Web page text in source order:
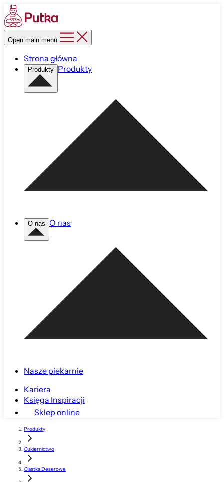
Open main menu
Strona główna
Produkty Produkty
O nas O nas
Nasze piekarnie
Kariera
Księga Inspiracji
Sklep online
Produkty
Cukiernictwo
Ciastka Deserowe